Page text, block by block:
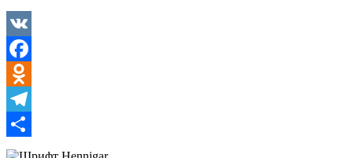
VK
Facebook
Odnoklassniki
Telegram
Отправить